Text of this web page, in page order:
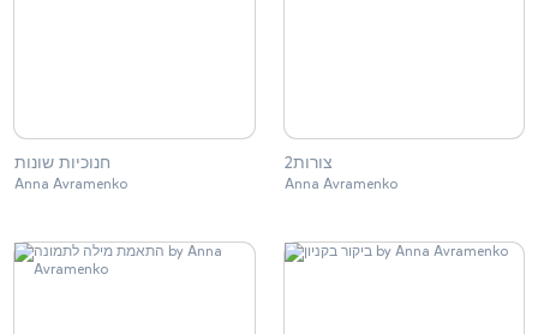
חנוכיות שונות
Anna Avramenko
צורות2
Anna Avramenko